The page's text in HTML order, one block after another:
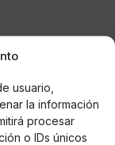
usuario,
la información
procesar
o IDs únicos
2025
México 2025